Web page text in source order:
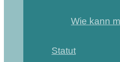
Wie kann
Statut